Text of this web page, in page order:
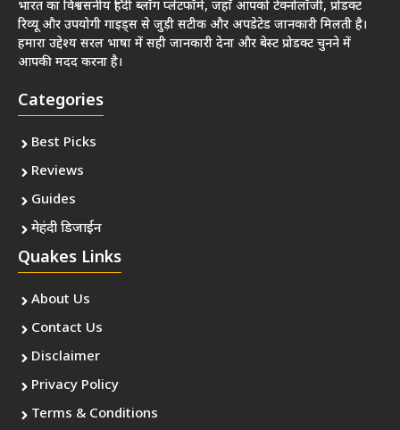
भारत का विश्वसनीय हिंदी ब्लॉग प्लेटफॉर्म, जहाँ आपको टेक्नोलॉजी, प्रोडक्ट
रिव्यू और उपयोगी गाइड्स से जुड़ी सटीक और अपडेटेड जानकारी मिलती है।
हमारा उद्देश्य सरल भाषा में सही जानकारी देना और बेस्ट प्रोडक्ट चुनने में
आपकी मदद करना है।
Categories
Best Picks
Reviews
Guides
मेहंदी डिजाईन
Quakes Links
About Us
Contact Us
Disclaimer
Privacy Policy
Terms & Conditions